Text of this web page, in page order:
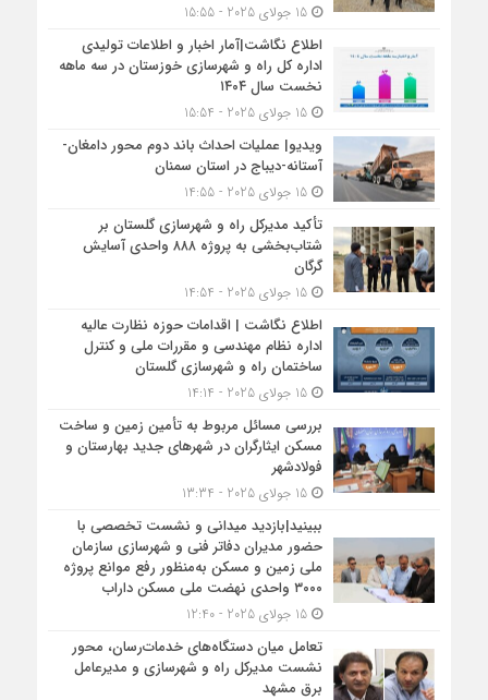
15 جولای 2025 - 15:55
اطلاع نگاشت|آمار اخبار و اطلاعات تولیدی
اداره کل راه و شهرسازی خوزستان در سه ماهه
نخست سال ۱۴۰۴
15 جولای 2025 - 15:54
ویدیو| عملیات احداث باند دوم محور دامغان-
آستانه-دیباج در استان سمنان
15 جولای 2025 - 14:55
تأکید مدیرکل راه و شهرسازی گلستان بر
شتاب‌بخشی به پروژه ۸۸۸ واحدی آسایش
گرگان
15 جولای 2025 - 14:54
اطلاع نگاشت | اقدامات حوزه نظارت عالیه
اداره نظام مهندسی و مقررات ملی و کنترل
ساختمان راه و شهرسازی گلستان
15 جولای 2025 - 14:14
بررسی مسائل مربوط به تأمین زمین و ساخت
مسکن ایثارگران در شهرهای جدید بهارستان و
فولادشهر
15 جولای 2025 - 13:34
ببینید|بازدید میدانی و نشست تخصصی با
حضور مدیران دفاتر فنی و شهرسازی سازمان
ملی زمین و مسکن به‌منظور رفع موانع پروژه
۳۰۰۰ واحدی نهضت ملی مسکن داراب
15 جولای 2025 - 12:40
تعامل میان دستگاه‌های خدمات‌رسان، محور
نشست مدیرکل راه و شهرسازی و مدیرعامل
برق مشهد